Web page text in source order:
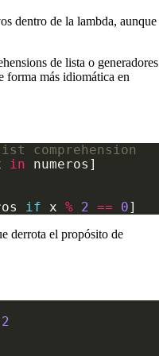
dentro de la lambda, aunque
de lista o generadores
forma más idiomática en
comprehension
in
if x % 2 == 0
derrota el propósito de
2